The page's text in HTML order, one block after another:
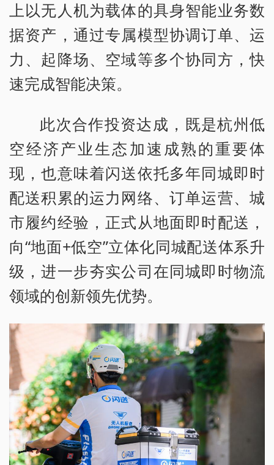
上以无人机为载体的具身智能业务数
据资产，通过专属模型协调订单、运
力、起降场、空域等多个协同方，快
速完成智能决策。
此次合作投资达成，既是杭州低
空经济产业生态加速成熟的重要体
现，也意味着闪送依托多年同城即时
配送积累的运力网络、订单运营、城
市履约经验，正式从地面即时配送，
向“地面+低空”立体化同城配送体系升
级，进一步夯实公司在同城即时物流
领域的创新领先优势。